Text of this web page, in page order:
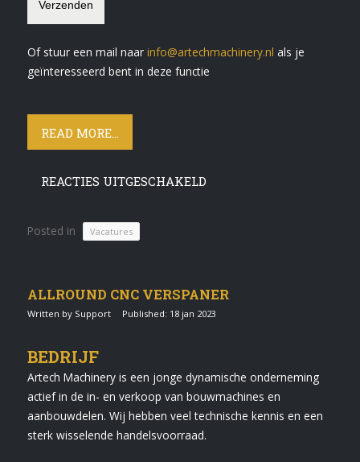
Of stuur een mail naarinfo@artechmachinery.nl als je
geïnteresseerd bent in deze functie
READ MORE...
REACTIES UITGESCHAKELD
Posted in Vacatures
ALLROUND CNC VERSPANER
Written by Support Published: 18 jan 2023
BEDRIJF
Artech Machinery is een jonge dynamische onderneming
actief in de in- en verkoop van bouwmachines en
aanbouwdelen. Wij hebben veel technische kennis en een
sterk wisselende handelsvoorraad.